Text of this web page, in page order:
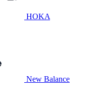
HOKA
New Balance